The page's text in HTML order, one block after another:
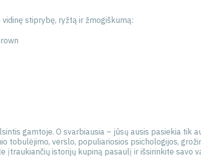
stiprybę, ryžtą ir žmogiškumą:
gamtoje. O svarbiausia – jūsų ausis pasiekia tik
tobulėjimo, verslo, populiariosios psichologijos,
įtraukiančių istorijų kupiną pasaulį ir išsirinkite savo